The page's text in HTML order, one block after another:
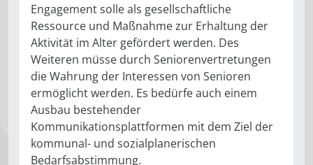
Engagement solle als gesellschaftliche
Ressource und Maßnahme zur Erhaltung der
Aktivität im Alter gefördert werden. Des
Weiteren müsse durch Seniorenvertretungen
die Wahrung der Interessen von Senioren
ermöglicht werden. Es bedürfe auch einem
Ausbau bestehender
Kommunikationsplattformen mit dem Ziel der
kommunal- und sozialplanerischen
Bedarfsabstimmung.